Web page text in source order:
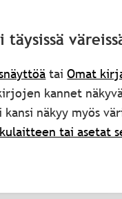
täysissä
taiOmat
kannet
näkyy myös
tai asetat